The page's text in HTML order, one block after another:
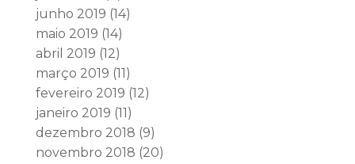
junho 2019 (14)
maio 2019 (14)
abril 2019 (12)
março 2019 (11)
fevereiro 2019 (12)
janeiro 2019 (11)
dezembro 2018 (9)
novembro 2018 (20)